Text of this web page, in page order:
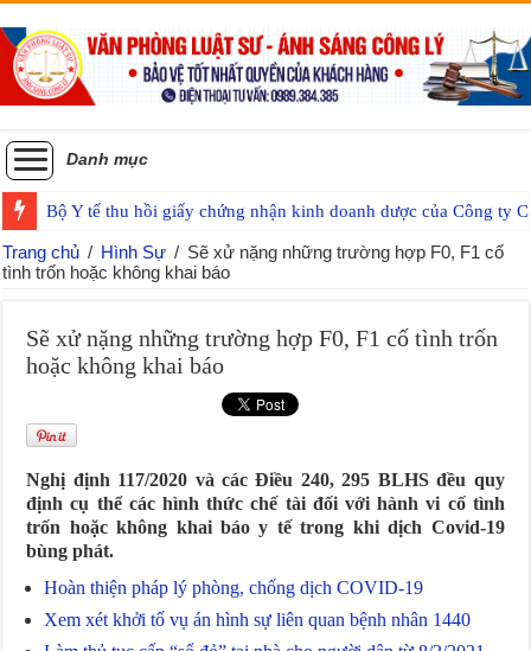
Danh mục
Bộ Y tế thu hồi giấy chứng nhận kinh doanh dược của Công ty
Trang chủ / Hình Sự / Sẽ xử nặng những trường hợp F0, F1 cố
tình trốn hoặc không khai báo
Sẽ xử nặng những trường hợp F0, F1 cố tình trốn
hoặc không khai báo
Nghị định 117/2020 và các Điều 240, 295 BLHS đều quy
định cụ thể các hình thức chế tài đối với hành vi cố tình
trốn hoặc không khai báo y tế trong khi dịch Covid-19
bùng phát.
Hoàn thiện pháp lý phòng, chống dịch COVID-19
Xem xét khởi tố vụ án hình sự liên quan bệnh nhân 1440